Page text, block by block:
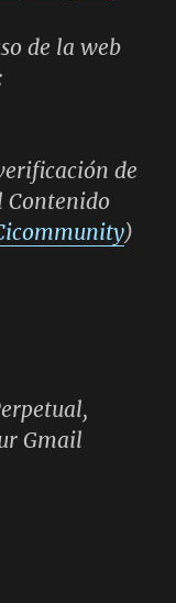
de la web
de
Contenido
)
Gmail